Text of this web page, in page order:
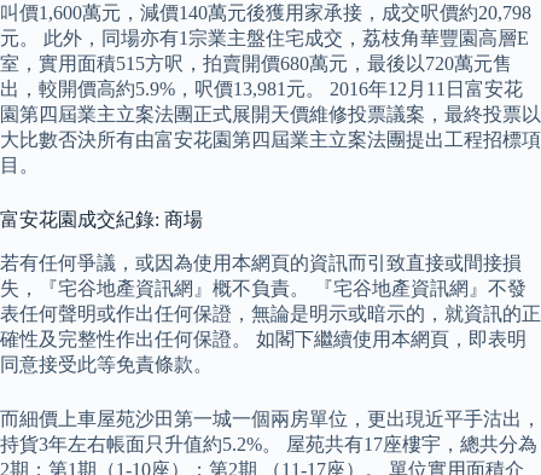
叫價1,600萬元，減價140萬元後獲用家承接，成交呎價約20,798
元。 此外，同場亦有1宗業主盤住宅成交，荔枝角華豐園高層E
室，實用面積515方呎，拍賣開價680萬元，最後以720萬元售
出，較開價高約5.9%，呎價13,981元。 2016年12月11日富安花
園第四屆業主立案法團正式展開天價維修投票議案，最終投票以
大比數否決所有由富安花園第四屆業主立案法團提出工程招標項
目。
富安花園成交紀錄: 商場
若有任何爭議，或因為使用本網頁的資訊而引致直接或間接損
失，『宅谷地產資訊網』概不負責。 『宅谷地產資訊網』不發
表任何聲明或作出任何保證，無論是明示或暗示的，就資訊的正
確性及完整性作出任何保證。 如閣下繼續使用本網頁，即表明
同意接受此等免責條款。
而細價上車屋苑沙田第一城一個兩房單位，更出現近平手沽出，
持貨3年左右帳面只升值約5.2%。 屋苑共有17座樓宇，總共分為
2期；第1期（1-10座）；第2期 （11-17座）。 單位實用面積介